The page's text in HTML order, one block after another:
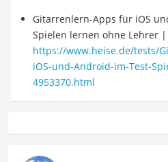
Gitarrenlern-Apps für iOS
Spielen lernen ohne Lehrer
https://www.heise.de/tests/
iOS-und-Android-im-Test-
4953370.html